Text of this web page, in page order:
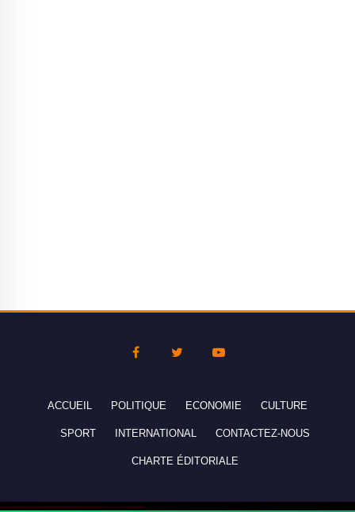
ACCUEIL POLITIQUE ECONOMIE CULTURE
SPORT INTERNATIONAL CONTACTEZ-NOUS
CHARTE ÉDITORIALE